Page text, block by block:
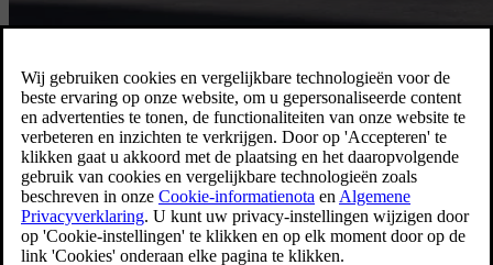
All-in-one formule
Rijdt u weinig? Of net heel veel? Verkiest u een kort contract, of net
een langere overeenkomst? U bepaalt. Kies uw servicepakket en
opties, teken uw contract en geniet van het leven achter het stuur
van uw nieuwe Volvo.
Contacteer uw verdeler